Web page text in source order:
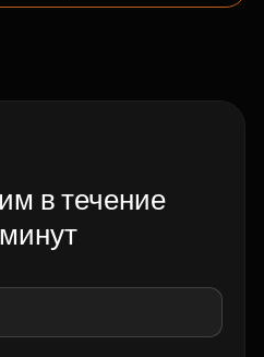
в течение